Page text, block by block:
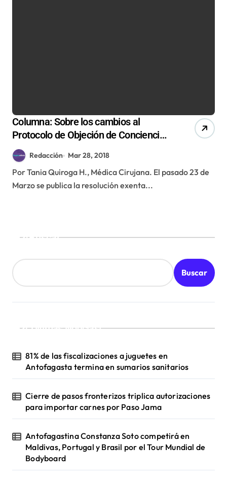
Columna: Sobre los cambios al
Protocolo de Objeción de Conciencia
del Aborto en 3 Causales
Redacción Mar 28, 2018
Por Tania Quiroga H., Médica Cirujana. El pasado 23 de
Marzo se publica la resolución exenta...
Buscar
Buscar
¡Ultimas Noticias!
81% de las fiscalizaciones a juguetes en
Antofagasta termina en sumarios sanitarios
Cierre de pasos fronterizos triplica autorizaciones
para importar carnes por Paso Jama
Antofagastina Constanza Soto competirá en
Maldivas, Portugal y Brasil por el Tour Mundial de
Bodyboard